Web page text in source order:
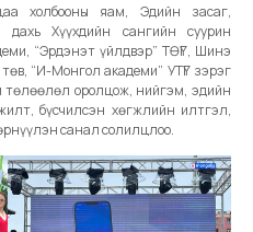
холбооны яам, Эдийн засаг,
Хүүхдийн сангийн суурин
“Эрдэнэт үйлдвэр” ТӨҮГ, Шинэ
“И-Монгол академи” УТҮГ зэрэг
төлөөлөл оролцож, нийгэм, эдийн
бүсчилсэн хөгжлийн илтгэл,
санал солилцлоо.